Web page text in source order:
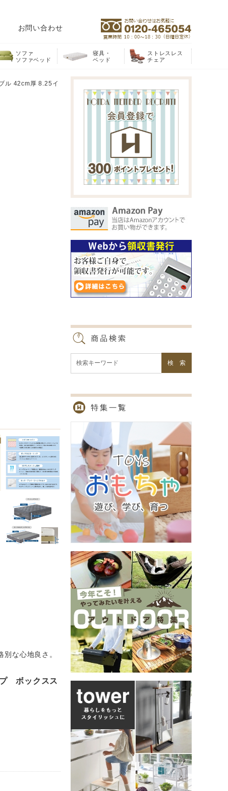
お問い合わせ
ソファ
ソファベッド
寝具・
ベッド
ストレスレス
チェア
ル 42cm厚 8.25イ
な心地良さ。
プ ボックスス